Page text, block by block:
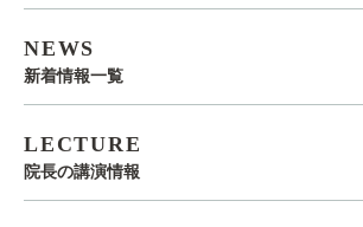
NEWS
新着情報一覧
LECTURE
院長の講演情報